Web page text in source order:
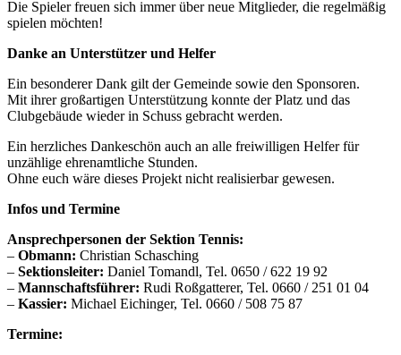
Die Spielerfreuen sich immerüberneue Mitglieder, die regelmäßig
spielen möchten!
Danke an Unterstützer und Helfer
Ein besondererDank gilt derGemeinde sowie den Sponsoren.
Mit ihrer großartigen Unterstützung konnte derPlatz und das
Clubgebäude wiederin Schuss gebracht werden.
Ein herzliches Dankeschön auch an alle freiwilligen Helferfür
unzählige ehrenamtliche Stunden.
Ohne euch wäre dieses Projekt nicht realisierbar gewesen.
Infos und Termine
Ansprechpersonen der Sektion Tennis:
– Obmann: Christian Schasching
– Sektionsleiter: Daniel Tomandl, Tel. 0650 /622 19 92
– Mannschaftsführer: Rudi Roßgatterer, Tel. 0660 / 251 01 04
– Kassier: Michael Eichinger, Tel. 0660 / 508 75 87
Termine: